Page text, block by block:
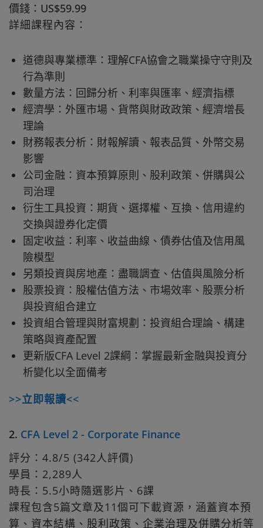
價錢：US$59.99
詳細課程內容：
道德與專業標準：理解CFA協會之職業操守守則及
行為準則
數量方法：回歸分析、利率與匯率、經濟指標
經濟學：外匯市場、貨幣與財政政策、經濟增長
理論
財務報表分析：財報解讀、報表品質、外幣交易
影響
公司金融：資本預算原則、股利政策、併購與公
司治理
衍生工具投資：期貨、選擇權、互換、信用違約
交換與證券化定價
固定收益：利率、收益曲線、債券估值及信用風
險模型
另類投資與房地產：盡職調查、估值與風險分析
股票投資：股權估值方法、市場效率、股票分析
與投資組合建立
投資組合管理與財富規劃：投資組合理論、構建
策略與資產配置
更新版CFA Level 2課綱：掌握最新金融與投資分
析變化以全面備考
>>立即報讀<<
2. CFA Level 2 - Corporate Finance
評分：4.8/5 (342人評價)
學員：2,289人
時長：5.5小時隨選影片、6課
課程包含5篇文章及11個可下載資源，涵蓋資本預
算、資本結構、股利政策、企業治理及併購分析等